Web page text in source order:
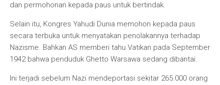
dan permohonan kepada paus untuk bertindak.
Selain itu, Kongres Yahudi Dunia memohon kepada paus
secara terbuka untuk menyatakan penolakannya terhadap
Nazisme. Bahkan AS memberi tahu Vatikan pada September
1942 bahwa penduduk Ghetto Warsawa sedang dibantai.
Ini terjadi sebelum Nazi mendeportasi sekitar 265.000 orang